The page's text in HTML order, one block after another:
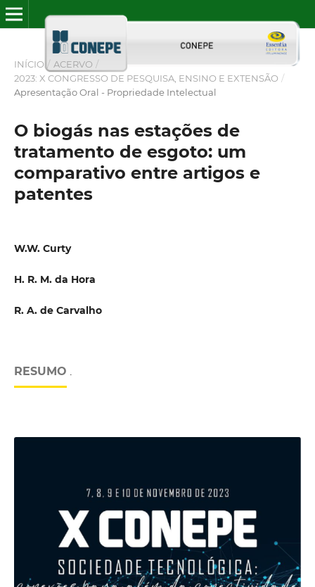
INÍCIO / ACERVO /
2023: X CONGRESSO DE PESQUISA, ENSINO E EXTENSÃO /
Apresentação Oral - Propriedade Intelectual
O biogás nas estações de
tratamento de esgoto: um
comparativo entre artigos e
patentes
W.W. Curty
H. R. M. da Hora
R. A. de Carvalho
RESUMO .